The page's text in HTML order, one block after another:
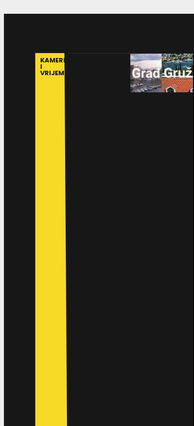
KAMERE
I
VRIJEME